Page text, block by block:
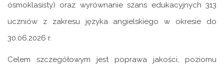
ósmoklasisty) oraz wyrównanie szans edukacyjnych 313
uczniów z zakresu języka angielskiego w okresie do
30.06.2026 r.
Celem szczegółowym jest poprawa jakości, poziomu